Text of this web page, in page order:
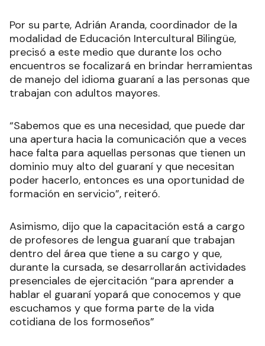
Por su parte, Adrián Aranda, coordinador de la
modalidad de Educación Intercultural Bilingüe,
precisó a este medio que durante los ocho
encuentros se focalizará en brindar herramientas
de manejo del idioma guaraní a las personas que
trabajan con adultos mayores.
“Sabemos que es una necesidad, que puede dar
una apertura hacia la comunicación que a veces
hace falta para aquellas personas que tienen un
dominio muy alto del guaraní y que necesitan
poder hacerlo, entonces es una oportunidad de
formación en servicio”, reiteró.
Asimismo, dijo que la capacitación está a cargo
de profesores de lengua guaraní que trabajan
dentro del área que tiene a su cargo y que,
durante la cursada, se desarrollarán actividades
presenciales de ejercitación “para aprender a
hablar el guaraní yopará que conocemos y que
escuchamos y que forma parte de la vida
cotidiana de los formoseños”